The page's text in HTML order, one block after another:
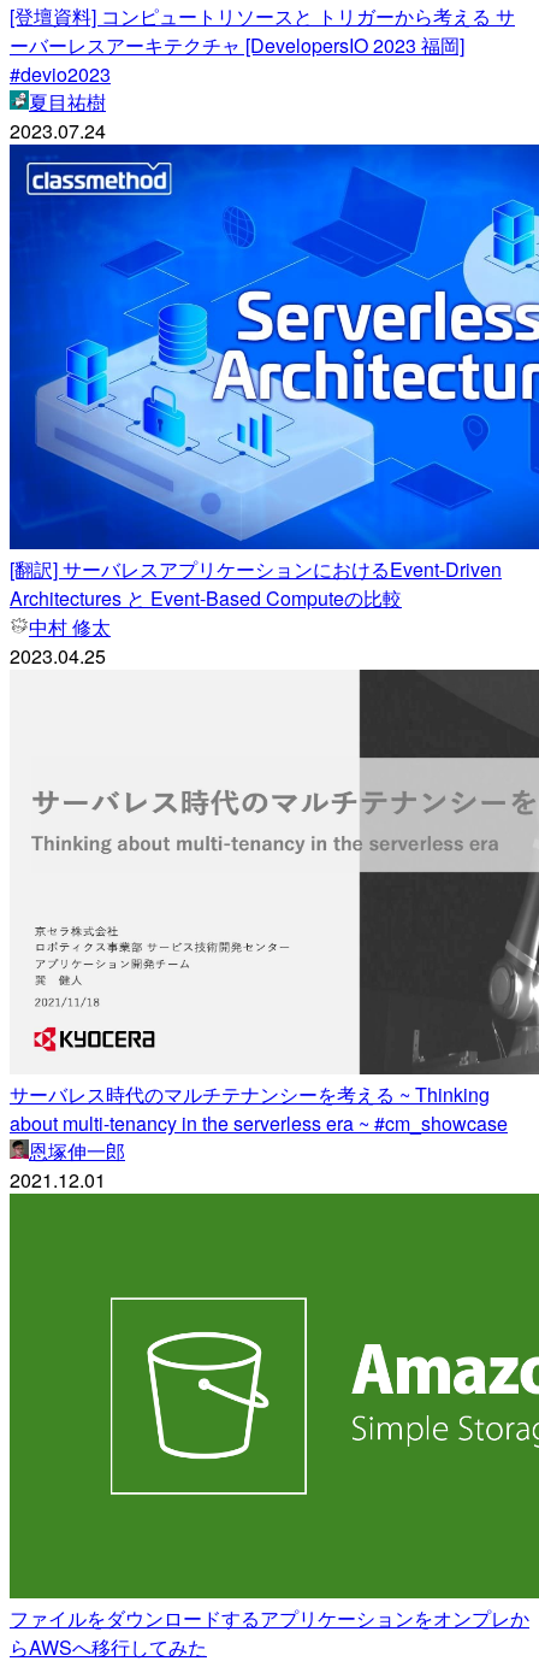
[登壇資料] コンピュートリソースと トリガーから考える サ
ーバーレスアーキテクチャ [DevelopersIO 2023 福岡]
#devio2023
夏目祐樹
2023.07.24
[翻訳] サーバレスアプリケーションにおけるEvent-Driven
Architectures と Event-Based Computeの比較
中村 修太
2023.04.25
サーバレス時代のマルチテナンシーを考える ~ Thinking
about multi-tenancy in the serverless era ~ #cm_showcase
恩塚伸一郎
2021.12.01
ファイルをダウンロードするアプリケーションをオンプレか
らAWSへ移行してみた